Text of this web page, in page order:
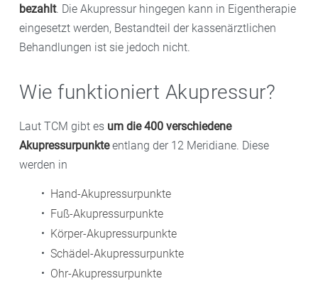
bezahlt. Die Akupressur hingegen kann in Eigentherapie
eingesetzt werden, Bestandteil der kassenärztlichen
Behandlungen ist sie jedoch nicht.
Wie funktioniert Akupressur?
Laut TCM gibt es um die 400 verschiedene
Akupressurpunkteentlang der 12 Meridiane. Diese
werden in
Hand-Akupressurpunkte
Fuß-Akupressurpunkte
Körper-Akupressurpunkte
Schädel-Akupressurpunkte
Ohr-Akupressurpunkte